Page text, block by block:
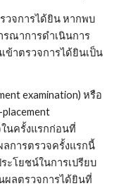
วจการได้ยิน หากพบ
ณาการดำเนินการ
ข้าตรวจการได้ยินเป็น
examination) หรือ
ในครั้งแรกก่อนที่
ลการตรวจครั้งแรกนี้
ะโยชน์ในการเปรียบ
ผลตรวจการได้ยินที่